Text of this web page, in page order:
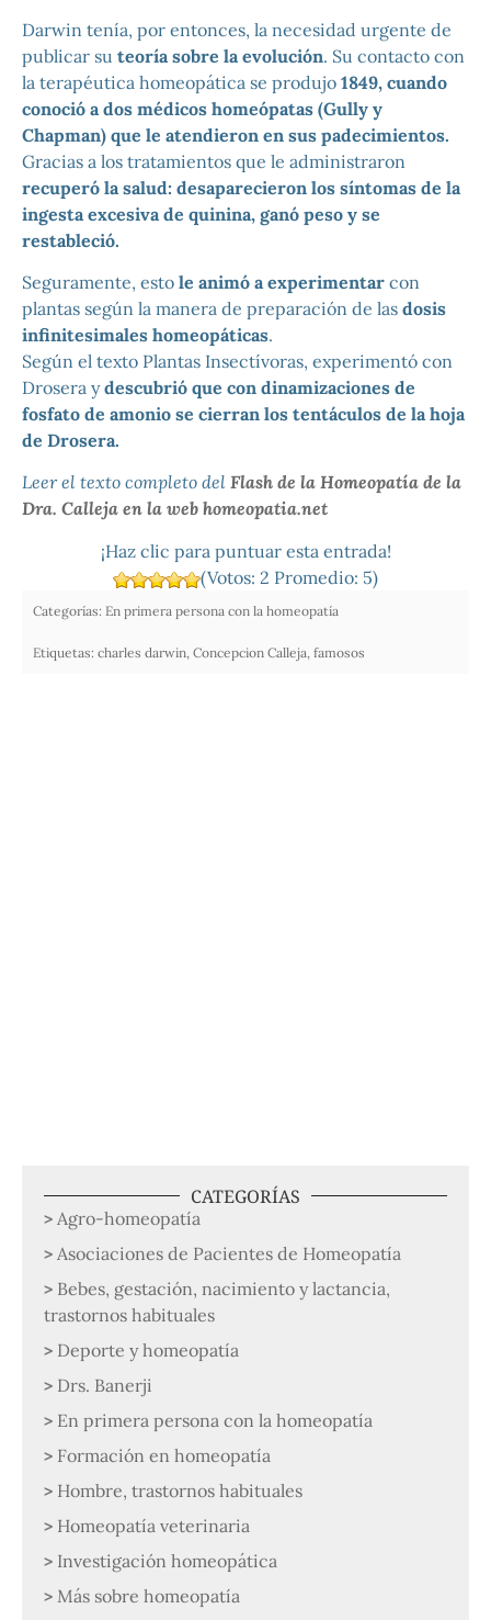
CATEGORÍAS
Agro-homeopatía
Asociaciones de Pacientes de Homeopatía
Bebes, gestación, nacimiento y lactancia,
trastornos habituales
Deporte y homeopatía
Drs. Banerji
En primera persona con la homeopatía
Formación en homeopatía
Hombre, trastornos habituales
Homeopatía veterinaria
Investigación homeopática
Más sobre homeopatía
Darwin tenía, por entonces, la necesidad urgente de
publicar su teoría sobre la evolución. Su contacto con
la terapéutica homeopática se produjo 1849, cuando
conoció a dos médicos homeópatas (Gully y
Chapman) que le atendieron en sus padecimientos.
Gracias a los tratamientos que le administraron
recuperó la salud: desaparecieron los síntomas de la
ingesta excesiva de quinina, ganó peso y se
restableció.
Seguramente, esto le animó a experimentar con
plantas según la manera de preparación de las dosis
infinitesimales homeopáticas.
Según el texto Plantas Insectívoras, experimentó con
Drosera ydescubrió que con dinamizaciones de
fosfato de amonio se cierran los tentáculos de la hoja
de Drosera.
Leer el texto completo del Flash de la Homeopatía de la
Dra. Calleja en la web homeopatia.net
¡Haz clic para puntuar esta entrada!
(Votos: 2 Promedio: 5)
Categorías: En primera persona con la homeopatía
Etiquetas: charles darwin Concepcion Calleja famosos